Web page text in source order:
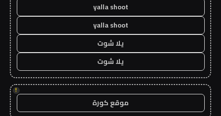
yalla shoot
yalla shoot
يلا شوت
يلا شوت
!
موقع كورة